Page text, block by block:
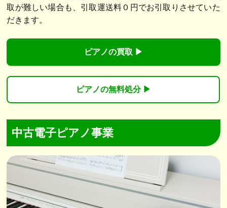
取が難しい場合も、引取運送料０円でお引取りさせていた
だきます。
ピアノの買取 ▶︎
ピアノの無料処分 ▶︎
中古電子ピアノ事業